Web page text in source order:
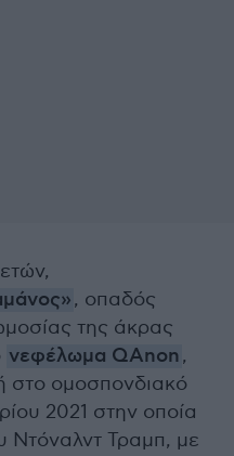
, οπαδός
της άκρας
νεφέλωμα QAnon,
στο ομοσπονδιακό
2021 στην οποία
Ντόναλντ Τραμπ, με